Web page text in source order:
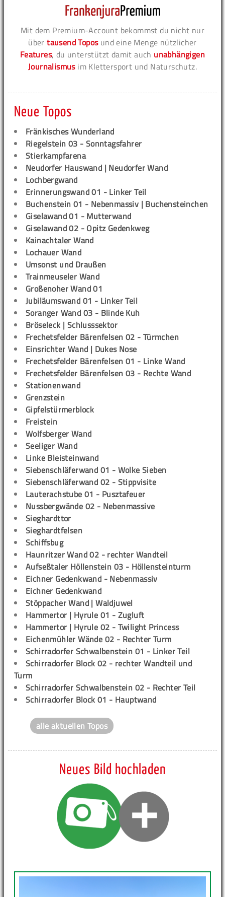
Mit dem Premium-Account bekommst du nicht nur
übertausend Toposund eine Menge nützlicher
Features, du unterstützt damit auch unabhängigen
Journalismusim Klettersport und Naturschutz.
Neue Topos
Fränkisches Wunderland
Riegelstein 03 - Sonntagsfahrer
Stierkampfarena
Neudorfer Hauswand | Neudorfer Wand
Lochbergwand
Erinnerungswand 01 - Linker Teil
Buchenstein 01 - Nebenmassiv | Buchensteinchen
Giselawand 01 - Mutterwand
Giselawand 02 - Opitz Gedenkweg
Kainachtaler Wand
Lochauer Wand
Umsonst und Draußen
Trainmeuseler Wand
Großenoher Wand 01
Jubiläumswand 01 - Linker Teil
Soranger Wand 03 - Blinde Kuh
Bröseleck | Schlusssektor
Frechetsfelder Bärenfelsen 02 - Türmchen
Einsrichter Wand | Dukes Nose
Frechetsfelder Bärenfelsen 01 - Linke Wand
Frechetsfelder Bärenfelsen 03 - Rechte Wand
Stationenwand
Grenzstein
Gipfelstürmerblock
Freistein
Wolfsberger Wand
Seeliger Wand
Linke Bleisteinwand
Siebenschläferwand 01 - Wolke Sieben
Siebenschläferwand 02 - Stippvisite
Lauterachstube 01 - Pusztafeuer
Nussbergwände 02 - Nebenmassive
Sieghardttor
Sieghardtfelsen
Schiffsbug
Haunritzer Wand 02 - rechter Wandteil
Aufseßtaler Höllenstein 03 - Höllensteinturm
Eichner Gedenkwand - Nebenmassiv
Eichner Gedenkwand
Stöppacher Wand | Waldjuwel
Hammertor | Hyrule 01 - Zugluft
Hammertor | Hyrule 02 - Twilight Princess
Eichenmühler Wände 02 - Rechter Turm
Schirradorfer Schwalbenstein 01 - Linker Teil
Schirradorfer Block 02 - rechter Wandteil und
Turm
Schirradorfer Schwalbenstein 02 - Rechter Teil
Schirradorfer Block 01 - Hauptwand
alle aktuellen Topos
Neues Bild hochladen